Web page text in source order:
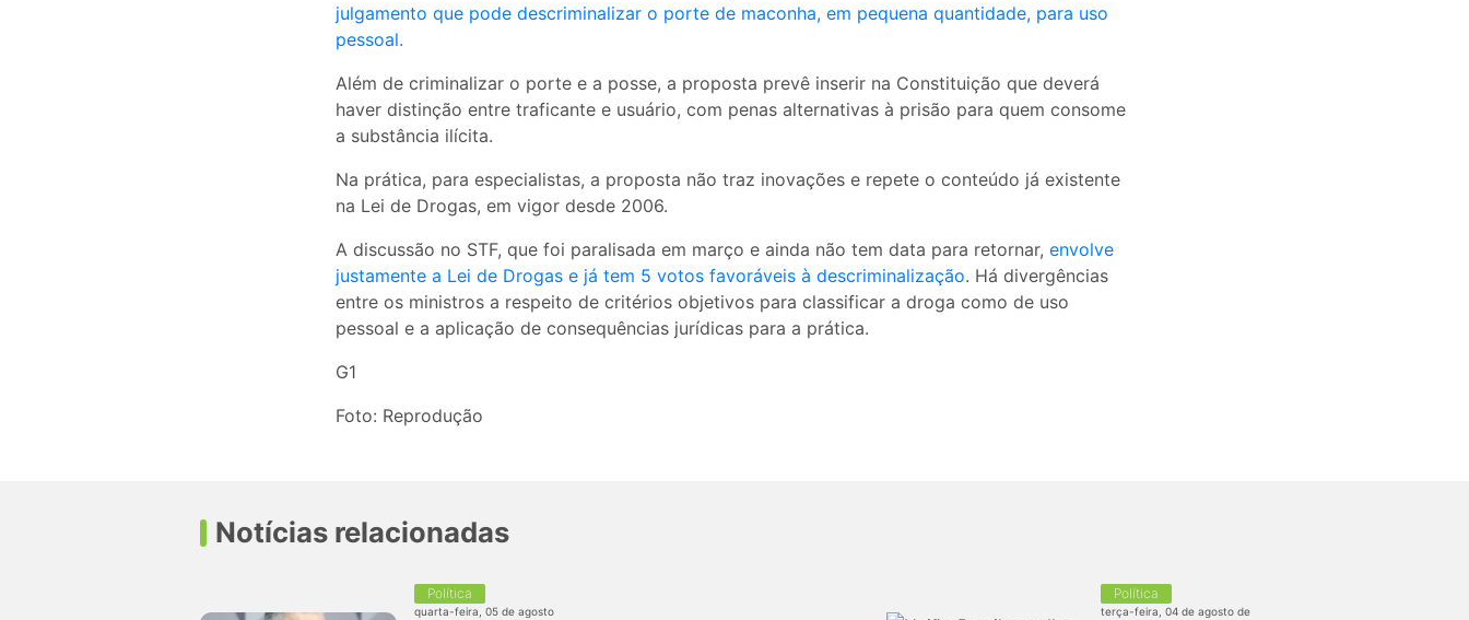
julgamento que pode descriminalizar o porte de maconha, em pequena quantidade, para uso
pessoal.
Além de criminalizar o porte e a posse, a proposta prevê inserir na Constituição que deverá
haver distinção entre traficante e usuário, com penas alternativas à prisão para quem consome
a substância ilícita.
Na prática, para especialistas, a proposta não traz inovações e repete o conteúdo já existente
na Lei de Drogas, em vigor desde 2006.
A discussão no STF, que foi paralisada em março e ainda não tem data para retornar, envolve
justamente a Lei de Drogas e já tem 5 votos favoráveis à descriminalização. Há divergências
entre os ministros a respeito de critérios objetivos para classificar a droga como de uso
pessoal e a aplicação de consequências jurídicas para a prática.
G1
Foto: Reprodução
Notícias relacionadas
Política
quarta-feira, 05 de agosto
Política
terça-feira, 04 de agosto de